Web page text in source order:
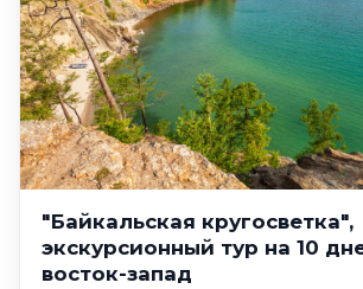
"Байкальская кругосветка",
экскурсионный тур на 10
восток-запад